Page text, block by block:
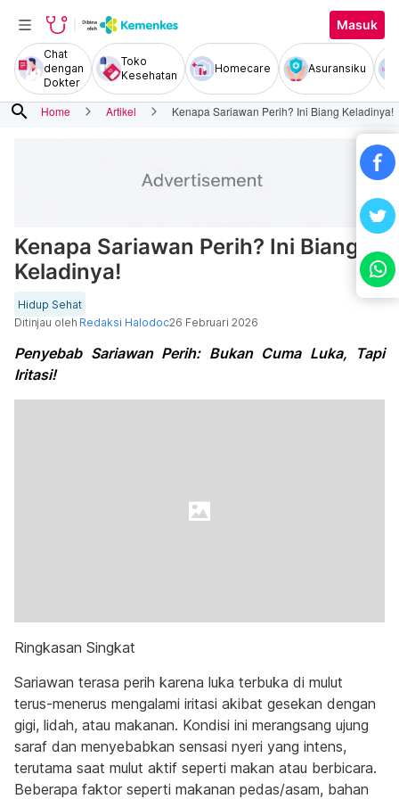
Masuk
Chat
dengan
Dokter
Toko
Kesehatan
Homecare Asuransiku
search Home Artikel Kenapa Sariawan Perih? Ini Biang Keladinya!
Kenapa Sariawan Perih? Ini Biang
Keladinya!
Hidup Sehat
Ditinjau oleh Redaksi Halodoc26 Februari 2026
Penyebab Sariawan Perih: Bukan Cuma Luka, Tapi
Iritasi!
Ringkasan Singkat
Sariawan terasa perih karena luka terbuka di mulut
terus-menerus mengalami iritasi akibat gesekan dengan
gigi, lidah, atau makanan. Kondisi ini merangsang ujung
saraf dan menyebabkan sensasi nyeri yang intens,
terutama saat mulut aktif seperti makan atau berbicara.
Beberapa faktor seperti makanan pedas/asam, bahan